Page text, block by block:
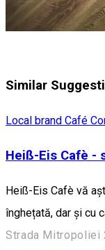
Similar
Local brand Café
Heiß-Eis Cafè -
Heiß-Eis Cafè vă
înghețată, dar și cu
Strada Mitropoliei